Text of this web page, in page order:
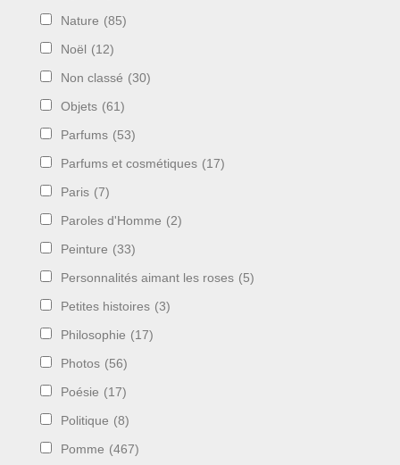
Nature (85)
Noël (12)
Non classé (30)
Objets (61)
Parfums (53)
Parfums et cosmétiques (17)
Paris (7)
Paroles d'Homme (2)
Peinture (33)
Personnalités aimant les roses (5)
Petites histoires (3)
Philosophie (17)
Photos (56)
Poésie (17)
Politique (8)
Pomme (467)